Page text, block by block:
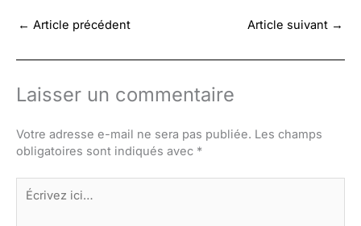
← Article précédent Article suivant →
Laisser un commentaire
Votre adresse e-mail ne sera pas publiée. Les champs
obligatoires sont indiqués avec *
Écrivez
ici…